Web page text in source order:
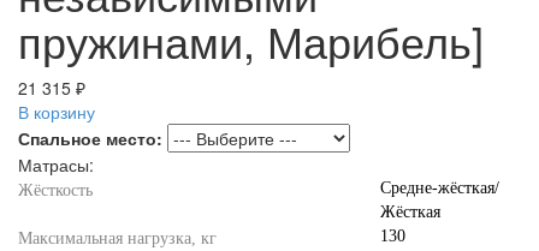
пружинами, Марибель]
21 315 ₽
В корзину
Спальное место:
Матрасы:
Жёсткость
Средне-жёсткая/
Жёсткая
Максимальная нагрузка, кг
130